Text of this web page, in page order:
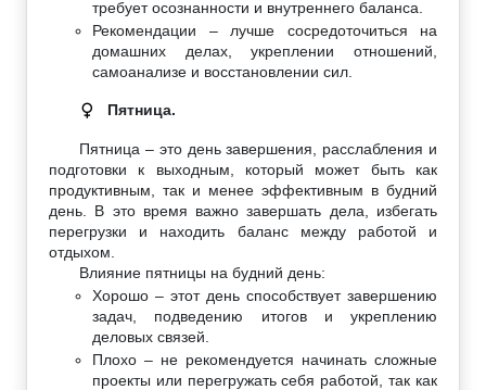
требует осознанности и внутреннего баланса.
Рекомендации – лучше сосредоточиться на
домашних делах, укреплении отношений,
самоанализе и восстановлении сил.
♀ Пятница.
Пятница – это день завершения, расслабления и
подготовки к выходным, который может быть как
продуктивным, так и менее эффективным в будний
день. В это время важно завершать дела, избегать
перегрузки и находить баланс между работой и
отдыхом.
Влияние пятницы на будний день:
Хорошо – этот день способствует завершению
задач, подведению итогов и укреплению
деловых связей.
Плохо – не рекомендуется начинать сложные
проекты или перегружать себя работой, так как